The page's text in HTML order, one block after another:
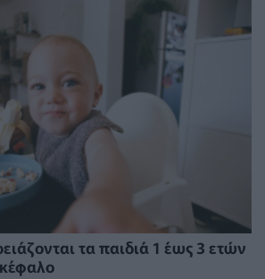
τα παιδιά 1 έως 3 ετών